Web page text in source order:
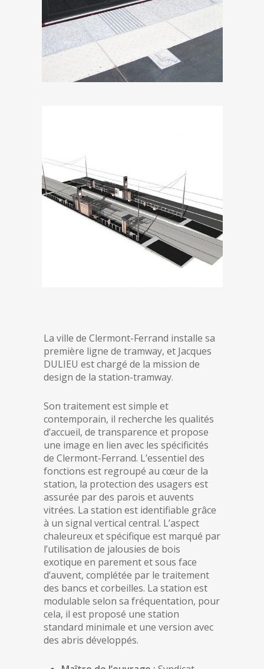
La ville de Clermont-Ferrand installe sa
première ligne de tramway, et Jacques
DULIEU est chargé de la mission de
design de la station-tramway.
Son traitement est simple et
contemporain, il recherche les qualités
d’accueil, de transparence et propose
une image en lien avec les spécificités
de Clermont-Ferrand. L’essentiel des
fonctions est regroupé au cœur de la
station, la protection des usagers est
assurée par des parois et auvents
vitrées. La station est identifiable grâce
à un signal vertical central. L’aspect
chaleureux et spécifique est marqué par
l’utilisation de jalousies de bois
exotique en parement et sous face
d’auvent, complétée par le traitement
des bancs et corbeilles. La station est
modulable selon sa fréquentation, pour
cela, il est proposé une station
standard minimale et une version avec
des abris développés.